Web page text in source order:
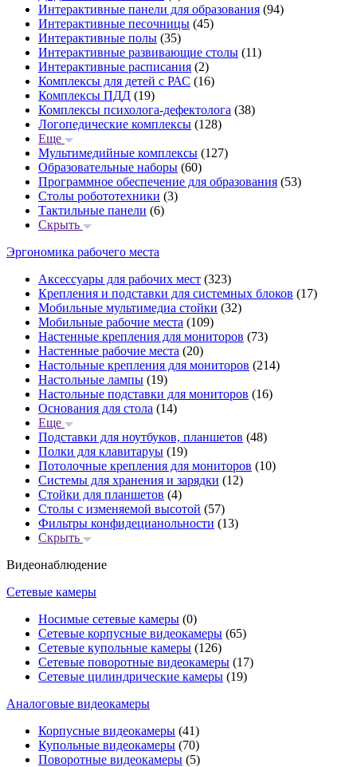
Интерактивные панели для образования (94)
Интерактивные песочницы (45)
Интерактивные полы (35)
Интерактивные развивающие столы (11)
Интерактивные расписания (2)
Комплексы для детей с РАС (16)
Комплексы ПДД (19)
Комплексы психолога-дефектолога (38)
Логопедические комплексы (128)
Еще
Мультимедийные комплексы (127)
Образовательные наборы (60)
Программное обеспечение для образования (53)
Столы робототехники (3)
Тактильные панели (6)
Скрыть
Эргономика рабочего места
Аксессуары для рабочих мест (323)
Крепления и подставки для системных блоков (17)
Мобильные мультимедиа стойки (32)
Мобильные рабочие места (109)
Настенные крепления для мониторов (73)
Настенные рабочие места (20)
Настольные крепления для мониторов (214)
Настольные лампы (19)
Настольные подставки для мониторов (16)
Основания для стола (14)
Еще
Подставки для ноутбуков, планшетов (48)
Полки для клавитаруы (19)
Потолочные крепления для мониторов (10)
Системы для хранения и зарядки (12)
Стойки для планшетов (4)
Столы с изменяемой высотой (57)
Фильтры конфидецианольности (13)
Скрыть
Видеонаблюдение
Сетевые камеры
Носимые сетевые камеры (0)
Сетевые корпусные видеокамеры (65)
Сетевые купольные камеры (126)
Сетевые поворотные видеокамеры (17)
Сетевые цилиндрические камеры (19)
Аналоговые видеокамеры
Корпусные видеокамеры (41)
Купольные видеокамеры (70)
Поворотные видеокамеры (5)